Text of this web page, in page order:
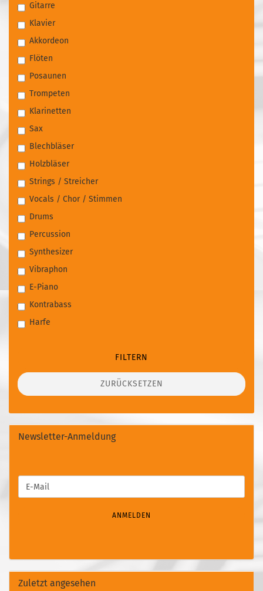
Gitarre
Klavier
Akkordeon
Flöten
Posaunen
Trompeten
Klarinetten
Sax
Blechbläser
Holzbläser
Strings / Streicher
Vocals / Chor / Stimmen
Drums
Percussion
Synthesizer
Vibraphon
E-Piano
Kontrabass
Harfe
FILTERN
ZURÜCKSETZEN
Newsletter-Anmeldung
ZUR
E-
Mail
ANMELDEN
Zuletzt angesehen